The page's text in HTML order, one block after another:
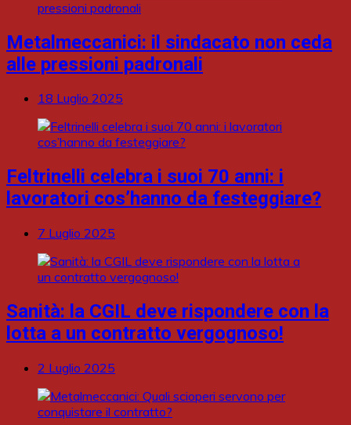
Metalmeccanici: il sindacato non ceda
alle pressioni padronali
18 Luglio 2025
Feltrinelli celebra i suoi 70 anni: i
lavoratori cos’hanno da festeggiare?
7 Luglio 2025
Sanità: la CGIL deve rispondere con la
lotta a un contratto vergognoso!
2 Luglio 2025